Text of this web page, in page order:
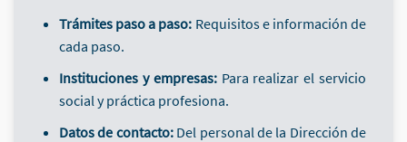
Trámites paso a paso: Requisitos e información de
cada paso.
Instituciones y empresas:Para realizar el servicio
social y práctica profesiona.
Datos de contacto:Del personal de la Dirección de